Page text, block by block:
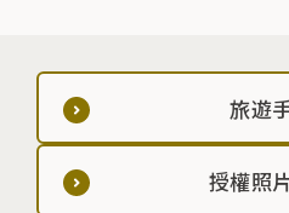
旅遊
授權照